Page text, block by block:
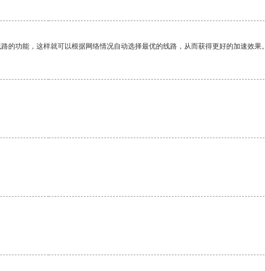
功能，这样就可以根据网络情况自动选择最优的线路，从而获得更好的加速效果。